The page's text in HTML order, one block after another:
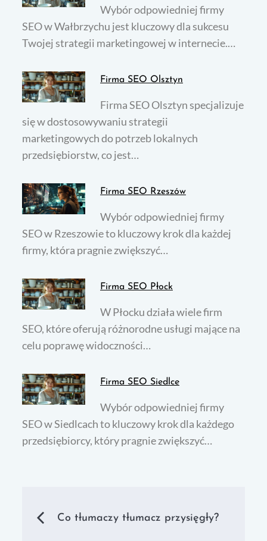
Wybór odpowiedniej firmy
SEO w Wałbrzychu jest kluczowy dla sukcesu
Twojej strategii marketingowej w internecie.…
Firma SEO Olsztyn
Firma SEO Olsztyn specjalizuje
się w dostosowywaniu strategii
marketingowych do potrzeb lokalnych
przedsiębiorstw, co jest…
Firma SEO Rzeszów
Wybór odpowiedniej firmy
SEO w Rzeszowie to kluczowy krok dla każdej
firmy, która pragnie zwiększyć…
Firma SEO Płock
W Płocku działa wiele firm
SEO, które oferują różnorodne usługi mające na
celu poprawę widoczności…
Firma SEO Siedlce
Wybór odpowiedniej firmy
SEO w Siedlcach to kluczowy krok dla każdego
przedsiębiorcy, który pragnie zwiększyć…
Nawigacja
Co tłumaczy tłumacz przysięgły?